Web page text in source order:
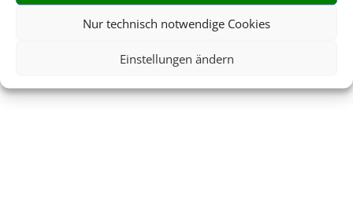
Nur technisch notwendige Cookies
Einstellungen ändern